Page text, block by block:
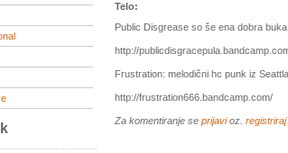
Telo:
Public Disgrease so še ena dobra
http://
Frustration: melodični hc punk iz
http://frustration666.bandcamp.com/
Za komentiranje se prijavioz. registriraj|